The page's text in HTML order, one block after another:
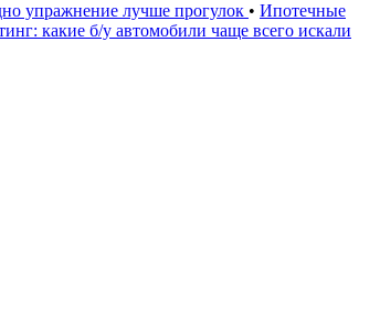
упражнение лучше прогулок • Ипотечные
какие б/у автомобили чаще всего искали